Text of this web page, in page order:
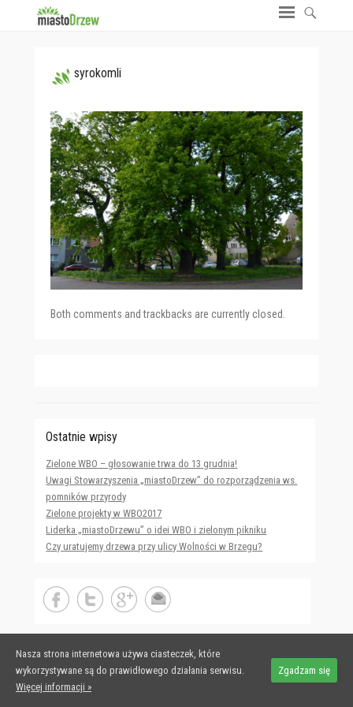
syrokomli
Both comments and trackbacks are currently closed.
Ostatnie wpisy
Zielone WBO – głosowanie trwa do 13 grudnia!
Uwagi Stowarzyszenia „miastoDrzew” do rozporządzenia ws.
pomników przyrody
Zielone projekty w WBO2017
Liderka „miastoDrzewu” o idei WBO i zielonym pikniku
Czy uratujemy drzewa przy ulicy Wolności w Brzegu?
Copyright © 2026 miastoDrzew
All Rights Reserved.
Nasza strona internetowa używa ciasteczek, które
wykorzystywane są do prawidłowego działania serwisu.
Więcej informacji »
Zgadzam się